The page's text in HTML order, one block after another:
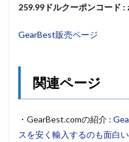
259.99ドルクーポンコード
GearBest販売ページ
関連ページ
・GearBest.comの紹介 :
スを安く輸入するのも面白い